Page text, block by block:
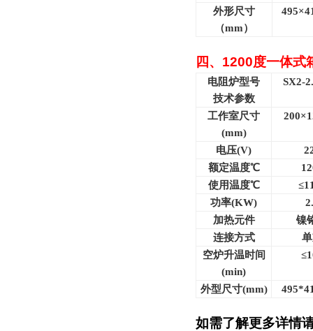
外形尺寸
（mm）
495
四、 1200度一体式
电阻炉型号
技术参数
SX2-
工作室尺寸
(mm)
电压(V)
额定温度℃
使用温度℃
功率(KW)
加热元件
镍
连接方式
空炉升温时间
(min)
外型尺寸(mm)
如需了解更多详情